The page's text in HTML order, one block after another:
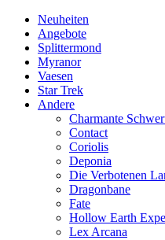
Neuheiten
Angebote
Splittermond
Myranor
Vaesen
Star Trek
Andere
Charmante
Contact
Coriolis
Deponia
Die Verbotenen
Dragonbane
Fate
Hollow Earth
Lex Arcana